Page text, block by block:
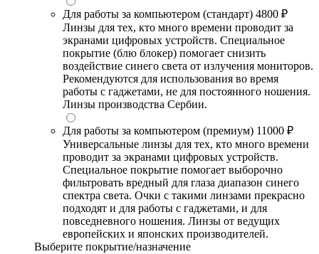
Для работы за компьютером (стандарт) 4800 ₽
Линзы для тех, кто много времени проводит за
экранами цифровых устройств. Специальное
покрытие (блю блокер) помогает снизить
воздействие синего света от излучения мониторов.
Рекомендуются для использования во время
работы с гаджетами, не для постоянного ношения.
Линзы производства Сербии.
Для работы за компьютером (премиум) 11000 ₽
Универсальные линзы для тех, кто много времени
проводит за экранами цифровых устройств.
Специальное покрытие помогает выборочно
фильтровать вредный для глаза диапазон синего
спектра света. Очки с такими линзами прекрасно
подходят и для работы с гаджетами, и для
повседневного ношения. Линзы от ведущих
европейских и японских производителей.
Выберите покрытие/назначение